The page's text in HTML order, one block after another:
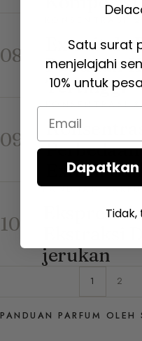
08
Extrait de
Panduan
Tertinggi
09
KONSENTRASI
Extrait
10
PANDUAN
Ekspresi
jerukan
1 2
PANDUAN PARFUM OLEH
Satu surat
menjelajahi
10% untuk
Email
Dapatkan